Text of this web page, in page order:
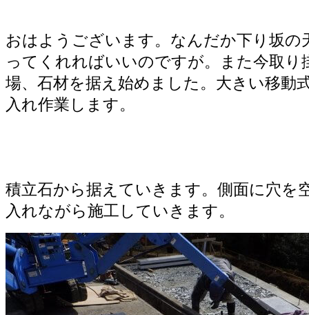
おはようございます。なんだか下り坂の
ってくれればいいのですが。また今取り
場、石材を据え始めました。大きい移動
入れ作業します。
積立石から据えていきます。側面に穴を
入れながら施工していきます。